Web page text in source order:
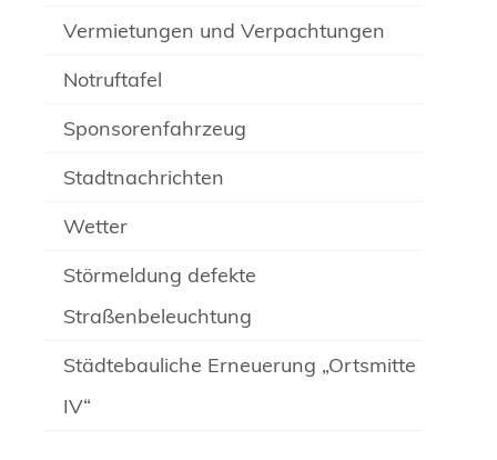
Vermietungen und Verpachtungen
Notruftafel
Sponsorenfahrzeug
Stadtnachrichten
Wetter
Störmeldung defekte
Straßenbeleuchtung
Städtebauliche Erneuerung „Ortsmitte
IV“